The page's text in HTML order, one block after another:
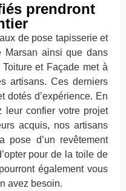
prendront
de pose tapisserie et
Marsan ainsi que dans
et Façade met à
artisans. Ces derniers
dotés d’expérience. En
leur confier votre projet
acquis, nos artisans
pose d’un revêtement
pour de la toile de
également vous
avez besoin.